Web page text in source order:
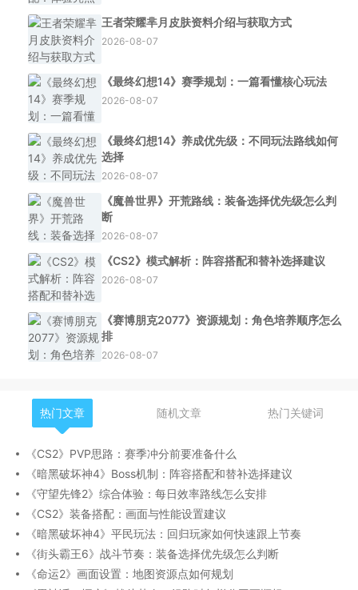
王者荣耀芈月皮肤资料介绍与获取方式
2026-08-07
《最终幻想14》赛季规划：一篇看懂核心玩法
2026-08-07
《最终幻想14》养成优先级：不同玩法路线如何
选择
2026-08-07
《魔兽世界》开荒路线：装备选择优先级怎么判
断
2026-08-07
《CS2》模式解析：阵容搭配和替补选择建议
2026-08-07
《赛博朋克2077》资源规划：角色培养顺序怎么
排
2026-08-07
热门文章 随机文章 热门关键词
《CS2》PVP思路：赛季冲分前要准备什么
《暗黑破坏神4》Boss机制：阵容搭配和替补选择建议
《守望先锋2》综合体验：每日效率路线怎么安排
《CS2》装备搭配：画面与性能设置建议
《暗黑破坏神4》平民玩法：回归玩家如何快速跟上节奏
《街头霸王6》战斗节奏：装备选择优先级怎么判断
《命运2》画面设置：地图资源点如何规划